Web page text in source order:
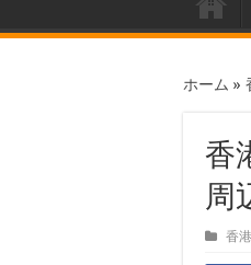
ホーム »
香
周
香